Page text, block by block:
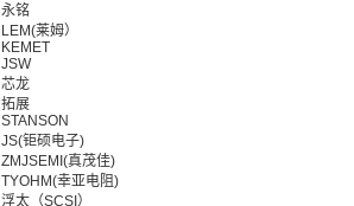
永铭
LEM(莱姆）
KEMET
JSW
芯龙
拓展
STANSON
JS(钜硕电子)
ZMJSEMI(真茂佳)
TYOHM(幸亚电阻)
浮太（SCSI）